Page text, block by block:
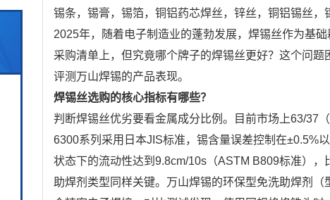
锡条，锡膏，锡箔，铜铝药芯焊丝，锌丝，铜铝锡丝，
2025年，随着电子制造业的蓬勃发展，焊锡丝作为基
采购清单上，但究竟哪个牌子的焊锡丝更好？这个问
评测万山焊锡的产品表现。
焊锡丝选购的核心指标有哪些？
判断焊锡丝优劣要看金属成分比例。目前市场上63/37
6300系列采用日本JIS标准，锡含量误差控制在±0.5%
状态下的流动性达到9.8cm/10s（ASTM B809标准），
助焊剂类型同样关键。万山焊锡的环保型免洗助焊剂